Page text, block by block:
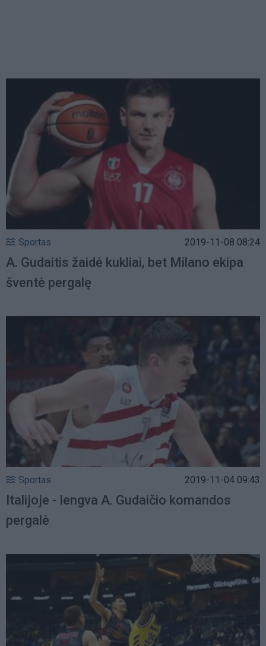
Sportas 2019-11-08 08:24
A. Gudaitis žaidė kukliai, bet Milano ekipa
šventė pergalę
Sportas 2019-11-04 09:43
Italijoje - lengva A. Gudaičio komandos
pergalė